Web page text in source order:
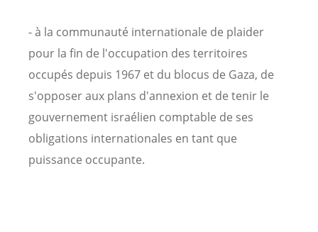
- à la communauté internationale de plaider
pour la fin de l'occupation des territoires
occupés depuis 1967 et du blocus de Gaza, de
s'opposer aux plans d'annexion et de tenir le
gouvernement israélien comptable de ses
obligations internationales en tant que
puissance occupante.